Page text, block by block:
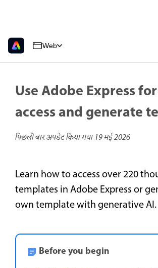
Web
Use Adobe Express
access and generate
पिछली बार अपडेट किया गया19 मई 2026
Learn how to access over 220
templates in Adobe Express or
own template with generative AI.
Before you begin